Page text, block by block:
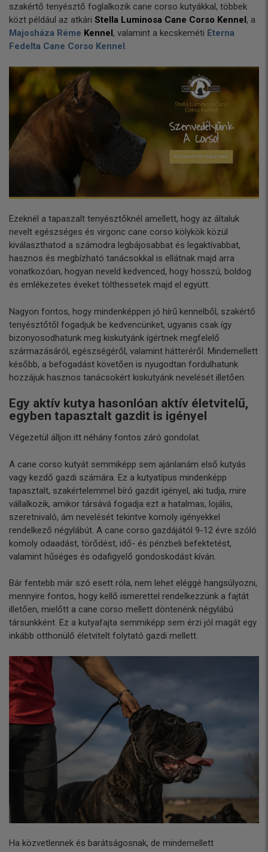
szakértő tenyésztő foglalkozik cane corso kutyákkal, többek
közt például az atkári Stella Luminosa Cane Corso Kennel, a
Majosháza Réme Kennel, valamint a kecskeméti Eterna
Fedelta Cane Corso Kennel.
Ezeknél a tapaszalt tenyésztőknél amellett, hogy az általuk
nevelt egészséges és virgonc cane corso kölykök közül
kiválaszthatod a számodra legbájosabbat és legaktívabbat,
hasznos és megbízható tanácsokkal is ellátnak majd arra
vonatkozóan, hogyan neveld kedvenced, hogy hosszú, boldog
és emlékezetes éveket tölthessetek majd el együtt.
Nagyon fontos, hogy mindenképpen jó hírű kennelből, szakértő
tenyésztőtől fogadjuk be kedvencünket, ugyanis csak így
bizonyosodhatunk meg kiskutyánk ígértnek megfelelő
származásáról, egészségéről, valamint hátteréről. Mindemellett
később, a befogadást követően is nyugodtan fordulhatunk
hozzájuk hasznos tanácsokért kiskutyánk nevelését illetően.
Egy aktív kutya hasonlóan aktív életvitelű,
egyben tapasztalt gazdit is igényel
Végezetül álljon itt néhány fontos záró gondolat.
A cane corso kutyát semmiképp sem ajánlanám első kutyás
vagy kezdő gazdi számára. Ez a kutyatípus mindenképp
tapasztalt, szakértelemmel bíró gazdit igényel, aki tudja, mire
vállalkozik, amikor társává fogadja ezt a hatalmas, lojális,
szeretnivaló, ám nevelését tekintve komoly igényekkel
rendelkező négylábút. A cane corso gazdájától 9-12 évre szóló
komoly odaadást, törődést, idő- és pénzbeli befektetést,
valamint hűséges és odafigyelő gondoskodást kíván.
Bár fentebb már szó esett róla, nem lehet eléggé hangsúlyozni,
mennyire fontos, hogy kellő ismerettel rendelkezzünk a fajtát
illetően, mielőtt a cane corso mellett döntenénk négylábú
társunkként. Ez a kutyafajta semmiképp sem érzi jól magát egy
inkább otthonülő életvitelt folytató gazdi mellett.
Ha közvetlennek és barátságosnak, de mindemellett